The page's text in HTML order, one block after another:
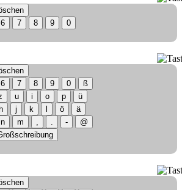
6 7 8 9
0
6 7 8 9 0
ß
u i o p
ü
h j k ö
ä
n m , . -
@